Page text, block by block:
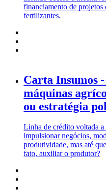
financiamento de projetos
fertilizantes.
Carta Insumos
máquinas
ou estratégia
Linha de crédito voltada
impulsionar negócios,
produtividade, mas até
fato, auxiliar o produtor?